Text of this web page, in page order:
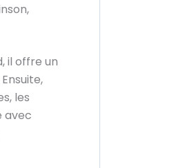
il offre un
les
avec